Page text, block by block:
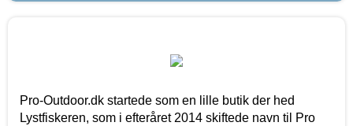
Pro-Outdoor.dk startede som en lille butik der hed
Lystfiskeren, som i efteråret 2014 skiftede navn til Pro